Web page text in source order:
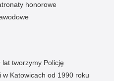
honorowe
lat tworzymy Policję
w Katowicach od 1990 roku